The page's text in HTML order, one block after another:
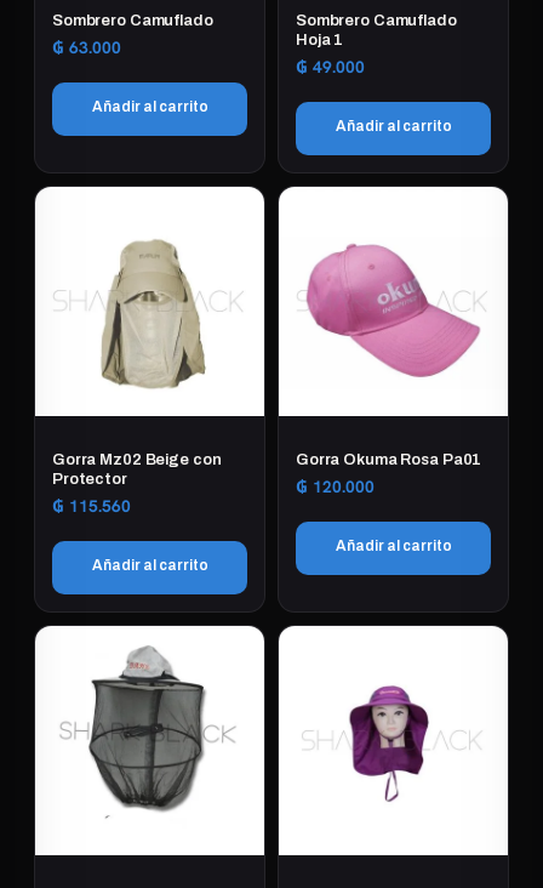
Sombrero Camuflado
₲ 63.000
Añadir al carrito
Sombrero Camuflado
Hoja 1
₲ 49.000
Añadir al carrito
Gorra Mz02 Beige con
Protector
₲ 115.560
Añadir al carrito
Gorra Okuma Rosa Pa01
₲ 120.000
Añadir al carrito